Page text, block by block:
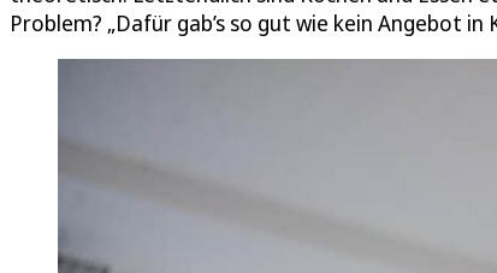
Problem? „Dafür gab’s so gut wie kein Angebot